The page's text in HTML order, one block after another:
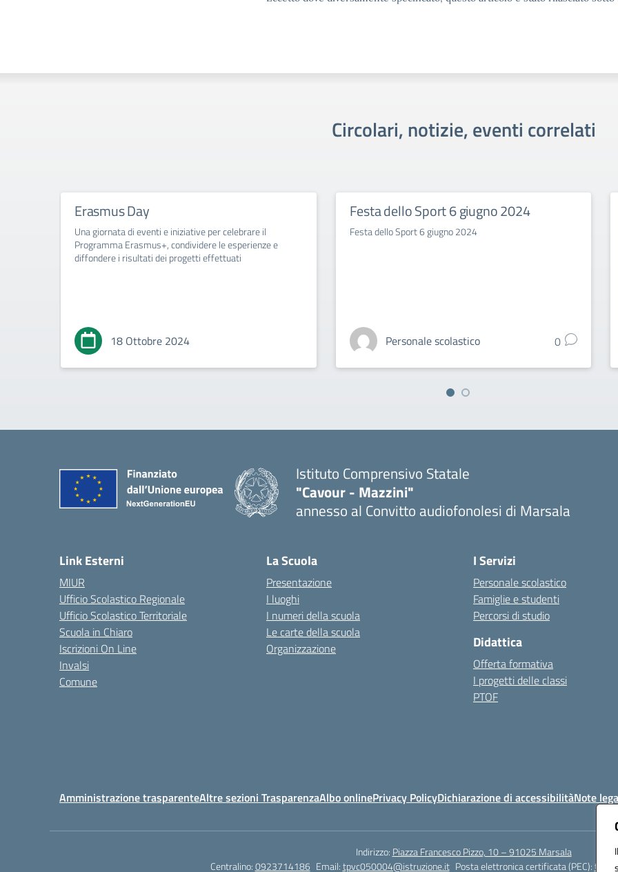
Circolari, notizie, eventi correlati
Erasmus Day
Una giornata di eventi e iniziative per celebrare il
Programma Erasmus+, condividere le esperienze e
diffondere i risultati dei progetti effettuati
18 Ottobre 2024
Festa dello Sport 6 giugno 2024
Festa dello Sport 6 giugno 2024
Personale scolastico 0
Istituto Comprensivo Statale
"Cavour - Mazzini"
annesso al Convitto audiofonolesi di Marsala
Link Esterni
MIUR
Ufficio Scolastico Regionale
Ufficio Scolastico Territoriale
Scuola in Chiaro
Iscrizioni On Line
Invalsi
Comune
La Scuola
Presentazione
I luoghi
I numeri della scuola
Le carte della scuola
Organizzazione
I Servizi
Personale scolastico
Famiglie e studenti
Percorsi di studio
Didattica
Offerta formativa
I progetti delle classi
PTOF
Amministrazione trasparenteAltre sezioni TrasparenzaAlbo onlinePrivacy PolicyDichiarazione di accessibilitàNote
Indirizzo: Piazza Francesco Pizzo, 10 – 91025 Marsala
Centralino:0923714186 Email:tpvc050004@istruzione.it Posta elettronica certificata (PEC):